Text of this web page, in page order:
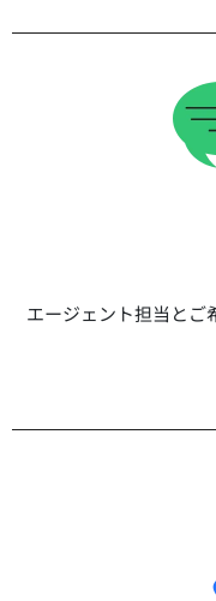
エージェント担当とご